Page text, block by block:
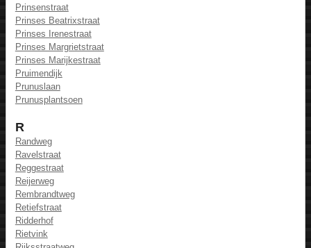
Prinsenstraat
Prinses Beatrixstraat
Prinses Irenestraat
Prinses Margrietstraat
Prinses Marijkestraat
Pruimendijk
Prunuslaan
Prunusplantsoen
R
Randweg
Ravelstraat
Reggestraat
Reijerweg
Rembrandtweg
Retiefstraat
Ridderhof
Rietvink